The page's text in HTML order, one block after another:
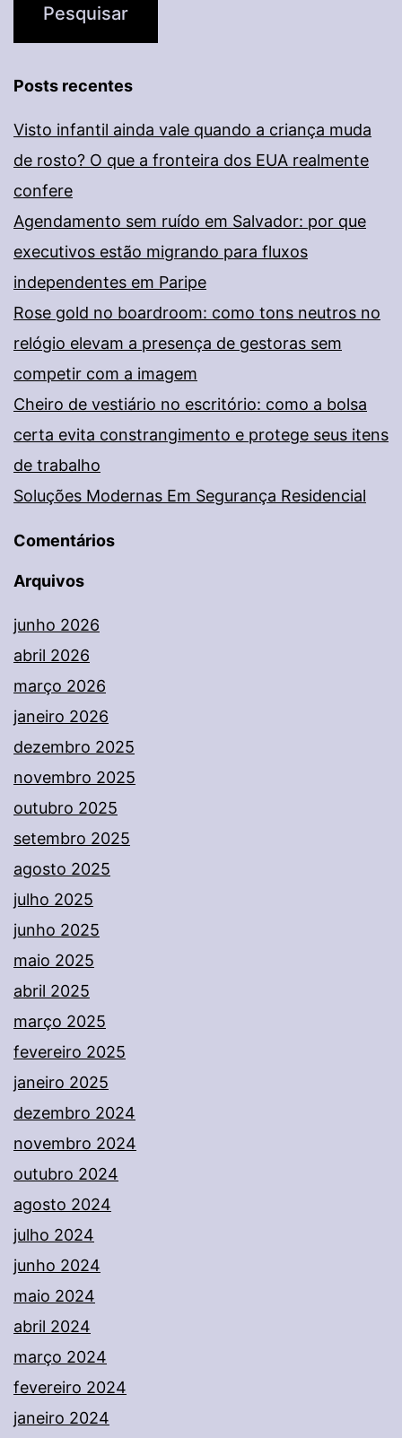
Posts recentes
Visto infantil ainda vale quando a criança muda
de rosto? O que a fronteira dos EUA realmente
confere
Agendamento sem ruído em Salvador: por que
executivos estão migrando para fluxos
independentes em Paripe
Rose gold no boardroom: como tons neutros no
relógio elevam a presença de gestoras sem
competir com a imagem
Cheiro de vestiário no escritório: como a bolsa
certa evita constrangimento e protege seus itens
de trabalho
Soluções Modernas Em Segurança Residencial
Comentários
Arquivos
junho 2026
abril 2026
março 2026
janeiro 2026
dezembro 2025
novembro 2025
outubro 2025
setembro 2025
agosto 2025
julho 2025
junho 2025
maio 2025
abril 2025
março 2025
fevereiro 2025
janeiro 2025
dezembro 2024
novembro 2024
outubro 2024
agosto 2024
julho 2024
junho 2024
maio 2024
abril 2024
março 2024
fevereiro 2024
janeiro 2024